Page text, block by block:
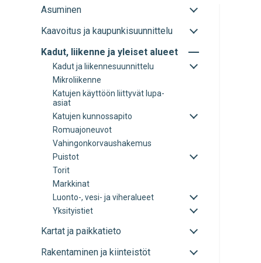
Asuminen
Avaa
sulje
Kaavoitus ja kaupunkisuunnittelu
Avaa
sulje
alavalikko
Kadut, liikenne ja yleiset alueet Avaa
Kadut ja liikennesuunnittelu
Avaa
Mikroliikenne
Katujen käyttöön liittyvät lupa-
asiat
Katujen kunnossapito
Avaa
Romuajoneuvot
Vahingonkorvaushakemus
Puistot
Avaa
Torit
Markkinat
Luonto-, vesi- ja viheralueet
Avaa
sulje
Yksityistiet
Avaa
sulje
Kartat ja paikkatieto
Avaa
sulje
Rakentaminen ja kiinteistöt
Avaa